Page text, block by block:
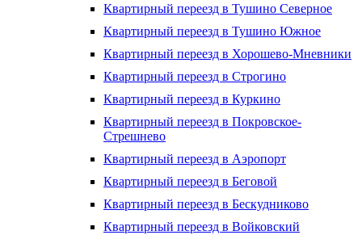
Квартирный переезд в Тушино Северное
Квартирный переезд в Тушино Южное
Квартирный переезд в Хорошево-Мневники
Квартирный переезд в Строгино
Квартирный переезд в Куркино
Квартирный переезд в Покровское-
Стрешнево
Квартирный переезд в Аэропорт
Квартирный переезд в Беговой
Квартирный переезд в Бескудниково
Квартирный переезд в Войковский